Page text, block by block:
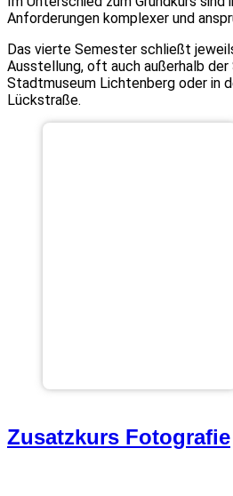
Anforderungen komplexer und
Das vierte Semester schließt
Ausstellung, oft auch außerhalb der
Stadtmuseum Lichtenberg oder in
Lückstraße.
Zusatzkurs Fotografie